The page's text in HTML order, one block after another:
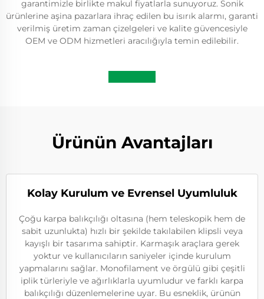
garantimizle birlikte makul fiyatlarla sunuyoruz. Sonik
ürünlerine aşina pazarlara ihraç edilen bu isırık alarmı, garanti
verilmiş üretim zaman çizelgeleri ve kalite güvencesiyle
OEM ve ODM hizmetleri aracılığıyla temin edilebilir.
Ürünün Avantajları
Kolay Kurulum ve Evrensel Uyumluluk
Çoğu karpa balıkçılığı oltasına (hem teleskopik hem de
sabit uzunlukta) hızlı bir şekilde takılabilen klipsli veya
kayışlı bir tasarıma sahiptir. Karmaşık araçlara gerek
yoktur ve kullanıcıların saniyeler içinde kurulum
yapmalarını sağlar. Monofilament ve örgülü gibi çeşitli
iplik türleriyle ve ağırlıklarla uyumludur ve farklı karpa
balıkçılığı düzenlemelerine uyar. Bu esneklik, ürünün